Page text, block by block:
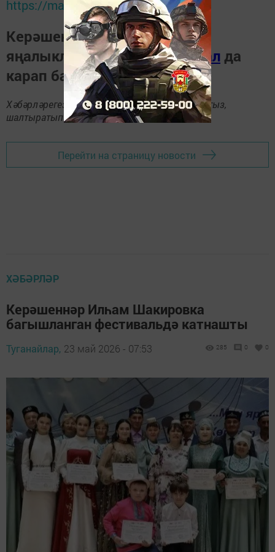
https://max.ru/tatmedia
Керәшен дөньясындагы
яңалыкларныТелеграм-канал да
карап барыгыз.
Хәбәрләрегезне89172509795номерына языгыз,
шалтыратып әйтегез.
Перейти на страницу новости
ХӘБӘРЛӘР
Керәшеннәр Илһам Шакировка
багышланган фестивальдә катнашты
Туганайлар, 23 май 2026 - 07:53 285 0 0